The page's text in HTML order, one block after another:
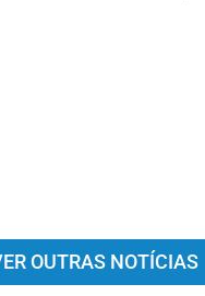
OUTRAS NOTÍCIAS